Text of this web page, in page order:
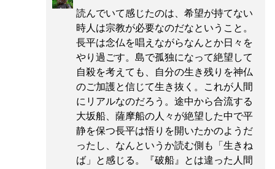
読んでいて感じたのは、希望が持てない
時人は宗教が必要なのだなということ。
長平は念仏を唱えながらなんとか日々を
やり過ごす。島で孤独になって絶望して
自殺を考えても、自分の生き残りを神仏
のご加護と信じて生き抜く。これが人間
にリアルなのだろう。途中から合流する
大坂船、薩摩船の人々が絶望した中で平
静を保つ長平は悟りを開いたかのようだ
ったし、なんというか読む側も「生きね
ば」と感じる。『破船』とは違った人間